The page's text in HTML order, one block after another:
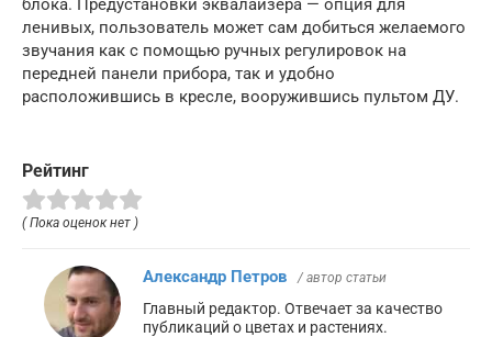
блока. Предустановки эквалайзера — опция для
ленивых, пользователь может сам добиться желаемого
звучания как с помощью ручных регулировок на
передней панели прибора, так и удобно
расположившись в кресле, вооружившись пультом ДУ.
Рейтинг
( Пока оценок нет )
Александр Петров / автор статьи
Главный редактор. Отвечает за качество
публикаций о цветах и растениях.